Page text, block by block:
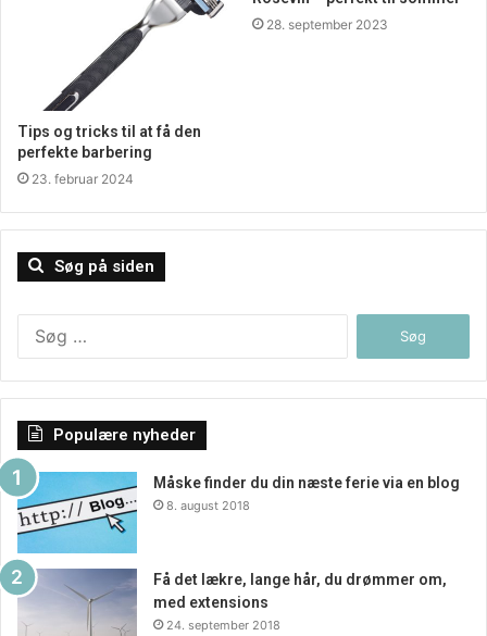
Tips og tricks til at få den
perfekte barbering
23. februar 2024
28. september 2023
Søg på siden
Populære nyheder
Måske finder du din næste ferie via en blog
8. august 2018
Få det lækre, lange hår, du drømmer om,
med extensions
24. september 2018